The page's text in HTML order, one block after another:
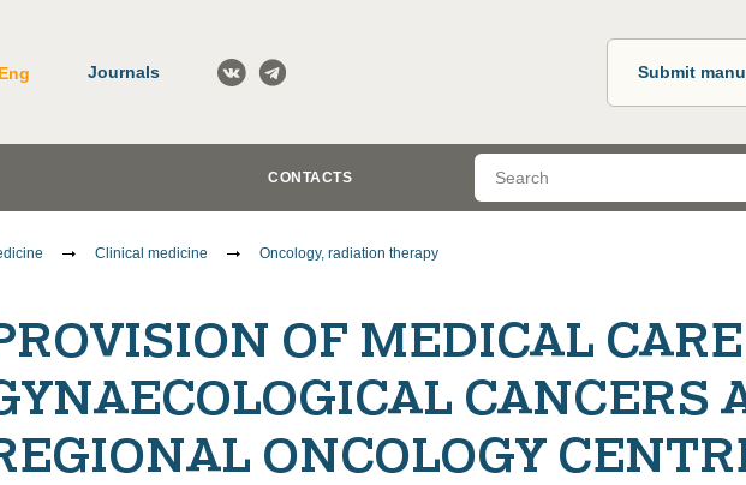
Eng Journals Submit
CONTACTS
Clinical medicine Oncology, radiation therapy
OF MEDICAL
CANCERS
ONCOLOGY